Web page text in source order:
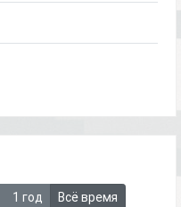
1 год Всё время